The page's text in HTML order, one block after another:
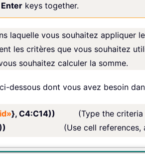
keys together.
laquelle vous souhaitez appliquer
les critères que vous souhaitez
souhaitez calculer la somme.
dessous dont vous avez besoin
}, C4:C14))
(Type the criteria
(Use cell references,